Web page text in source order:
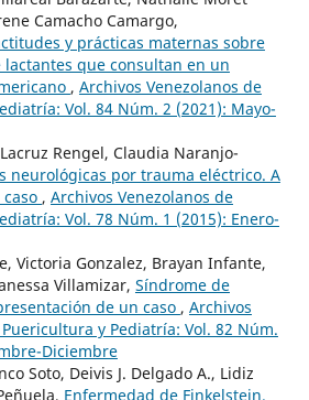
Camacho Camargo,
y prácticas maternas sobre
que consultan en un
, Archivos Venezolanos de
Vol. 84 Núm. 2 (2021): Mayo-
Rengel, Claudia Naranjo-
neurológicas por trauma eléctrico. A
, Archivos Venezolanos de
Vol. 78 Núm. 1 (2015): Enero-
Victoria Gonzalez, Brayan Infante,
Villamizar, Síndrome de
de un caso , Archivos
y Pediatría: Vol. 82 Núm.
Diciembre
Soto, Deivis J. Delgado A., Lidiz
Enfermedad de Finkelstein.